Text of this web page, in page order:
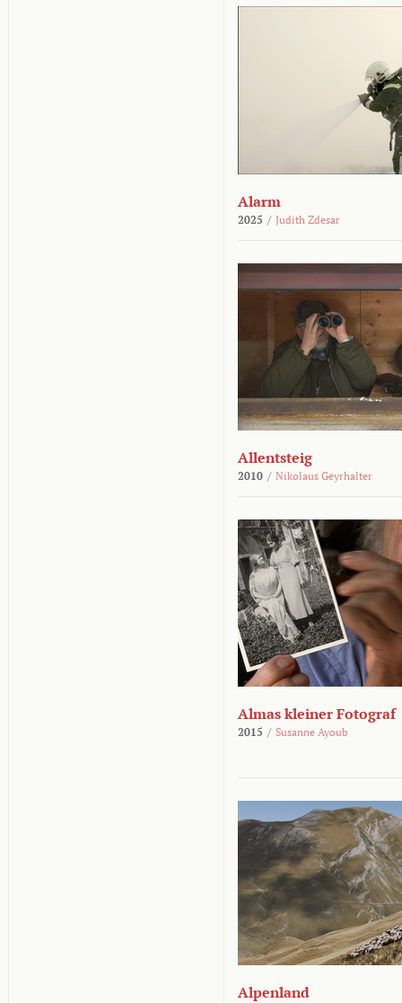
Alarm
2025 / Judith Zdesar
Allentsteig
2010 / Nikolaus Geyrhalter
Almas kleiner Fotograf
2015 / Susanne Ayoub
Alpenland